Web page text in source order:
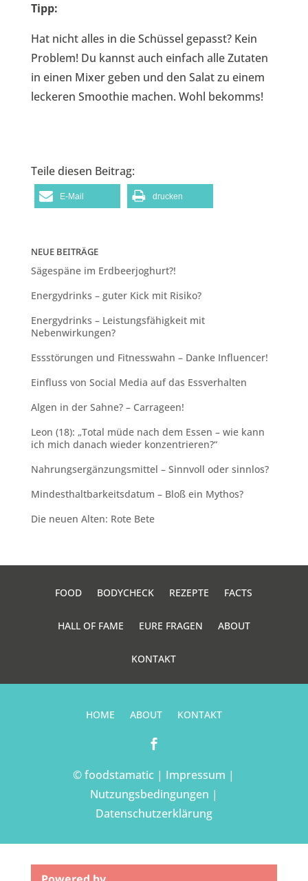
Tipp:
Hat nicht alles in die Schüssel gepasst? Kein
Problem! Du kannst auch einfach alle Zutaten
in einen Mixer geben und den Salat zu einem
leckeren Smoothie machen. Wohl bekomms!
Teile diesen Beitrag:
E-Mail drucken
NEUE BEITRÄGE
Sägespäne im Erdbeerjoghurt?!
Energydrinks – guter Kick mit Risiko?
Energydrinks – Leistungsfähigkeit mit
Nebenwirkungen?
Essstörungen und Fitnesswahn – Danke Influencer!
Einfluss von Social Media auf das Essverhalten
Algen in der Sahne? – Carrageen!
Leon (18): „Total müde nach dem Essen – wie kann
ich mich danach wieder konzentrieren?“
Nahrungsergänzungsmittel – Sinnvoll oder sinnlos?
Mindesthaltbarkeitsdatum – Bloß ein Mythos?
Die neuen Alten: Rote Bete
FOOD BODYCHECK REZEPTE FACTS
HALL OF FAME EURE FRAGEN ABOUT
KONTAKT
HOME ABOUT KONTAKT

© foodstamatic | Impressum |
Nutzungsbedingungen |
Datenschutzerklärung